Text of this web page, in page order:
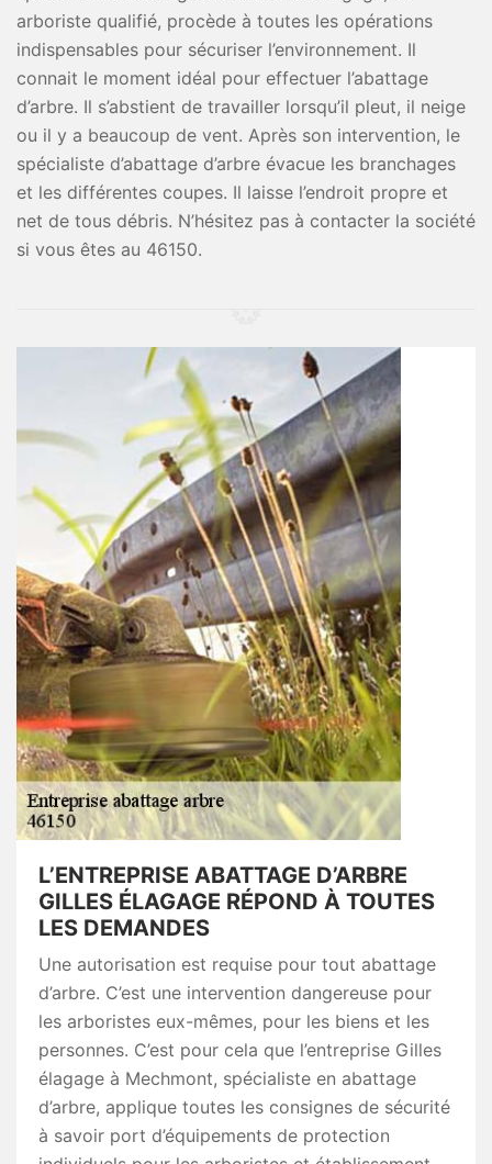
arboriste qualifié, procède à toutes les opérations
indispensables pour sécuriser l’environnement. Il
connait le moment idéal pour effectuer l’abattage
d’arbre. Il s’abstient de travailler lorsqu’il pleut, il neige
ou il y a beaucoup de vent. Après son intervention, le
spécialiste d’abattage d’arbre évacue les branchages
et les différentes coupes. Il laisse l’endroit propre et
net de tous débris. N’hésitez pas à contacter la société
si vous êtes au 46150.
L’ENTREPRISE ABATTAGE D’ARBRE
GILLES ÉLAGAGE RÉPOND À TOUTES
LES DEMANDES
Une autorisation est requise pour tout abattage
d’arbre. C’est une intervention dangereuse pour
les arboristes eux-mêmes, pour les biens et les
personnes. C’est pour cela que l’entreprise Gilles
élagage à Mechmont, spécialiste en abattage
d’arbre, applique toutes les consignes de sécurité
à savoir port d’équipements de protection